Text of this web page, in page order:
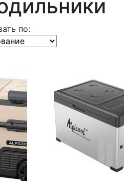
по: